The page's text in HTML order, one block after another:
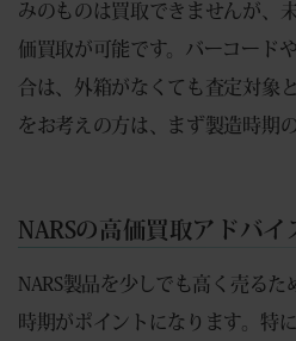
みのものは買取できませんが、
価買取が可能です。バーコード
合は、外箱がなくても査定対象
をお考えの方は、まず製造時期
NARSの高価買取アドバイ
NARS製品を少しでも高く売る
時期がポイントになります。特